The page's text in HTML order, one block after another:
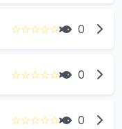
☆☆☆☆☆ 0
☆☆☆☆☆ 0
☆☆☆☆☆ 0